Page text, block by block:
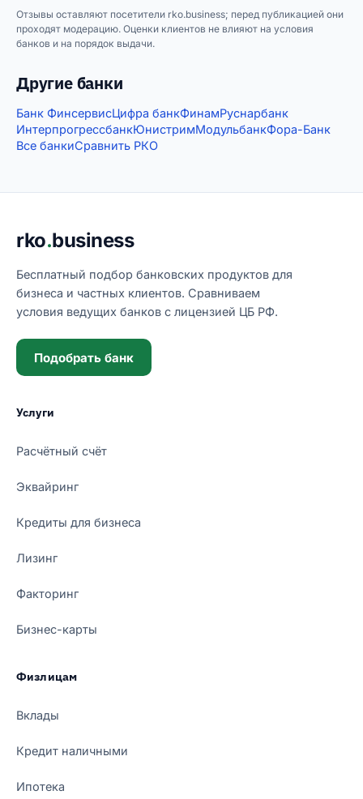
Отзывы оставляют посетители rko.business; перед публикацией они
проходят модерацию. Оценки клиентов не влияют на условия
банков и на порядок выдачи.
Другие банки
Банк ФинсервисЦифра банкФинамРуснарбанк
ИнтерпрогрессбанкЮнистримМодульбанкФора-Банк
Все банкиСравнить РКО
Подвал сайта
rko.business
Бесплатный подбор банковских продуктов для
бизнеса и частных клиентов. Сравниваем
условия ведущих банков с лицензией ЦБ РФ.
Подобрать банк
Услуги
Расчётный счёт
Эквайринг
Кредиты для бизнеса
Лизинг
Факторинг
Бизнес-карты
Физлицам
Вклады
Кредит наличными
Ипотека